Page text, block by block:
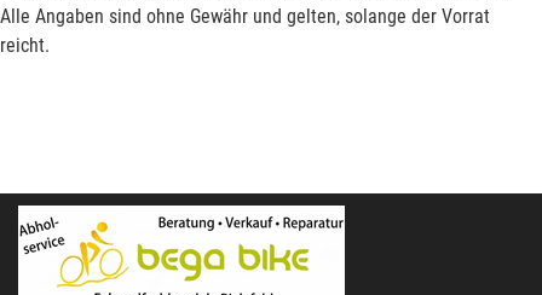
Alle Angaben sind ohne Gewähr und gelten, solange der Vorrat
reicht.